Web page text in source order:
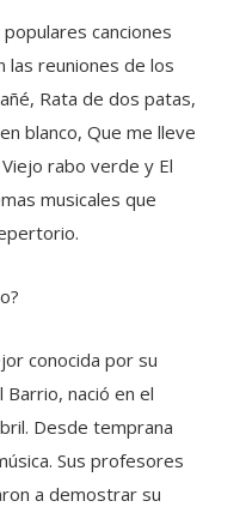
canciones
las reuniones de los
Rata de dos patas,
blanco, Que me lleve
rabo verde y El
musicales que
conocida por su
nació en el
Desde temprana
Sus profesores
a demostrar su